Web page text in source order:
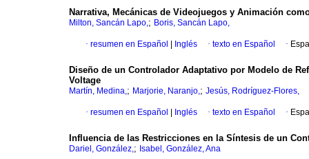
Narrativa, Mecánicas de Videojuegos y Animación
Milton, Sancán Lapo,; Boris, Sancán Lapo,
· resumen en Español Inglés · texto en Español ·
Diseño de un Controlador Adaptativo por Modelo de
Voltage
Martín, Medina,; Marjorie, Naranjo,; Jesús, Rodríguez-Flores,
· resumen en Español Inglés · texto en Español ·
Influencia de las Restricciones en la Síntesis de un
Dariel, González,; Isabel, González, Ana